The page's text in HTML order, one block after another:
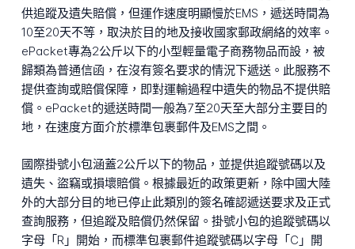
供追蹤及遺失賠償，但運作速度明顯慢於EMS，遞送時間為
10至20天不等，取決於目的地及接收國家郵政網絡的效率。
ePacket專為2公斤以下的小型輕量電子商務物品而設，被
歸類為普通信函，在沒有簽名要求的情況下遞送。此服務不
提供查詢或賠償保障，即對運輸過程中遺失的物品不提供賠
償。ePacket的遞送時間一般為7至20天至大部分主要目的
地，在速度方面介於標準包裹郵件及EMS之間。
國際掛號小包涵蓋2公斤以下的物品，並提供追蹤號碼以及
遺失、盜竊或損壞賠償。根據最近的政策更新，除中國大陸
外的大部分目的地已停止此類別的簽名確認遞送要求及正式
查詢服務，但追蹤及賠償仍然保留。掛號小包的追蹤號碼以
字母「R」開始，而標準包裹郵件追蹤號碼以字母「C」開